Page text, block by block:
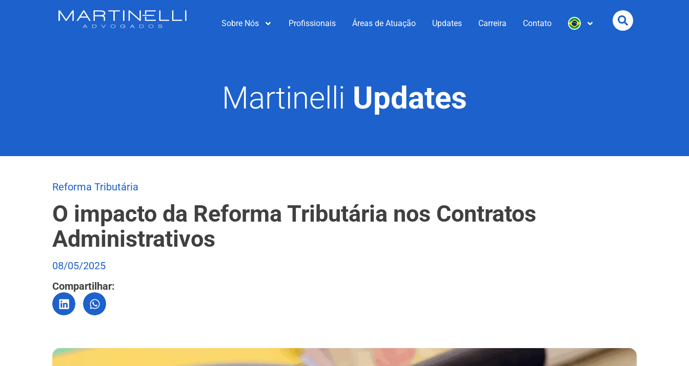
Sobre Nós Profissionais Áreas de Atuação Updates Carreira Contato
Martinelli Updates
Reforma Tributária
O impacto da Reforma Tributária nos Contratos
Administrativos
08/05/2025
Compartilhar: